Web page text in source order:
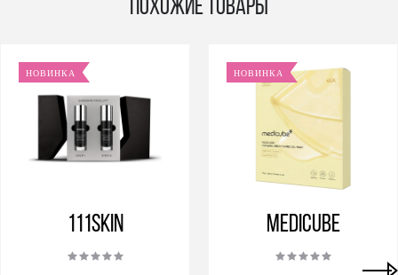
Похожие товары
НОВИНКА
111SKIN
НОВИНКА
Medicube